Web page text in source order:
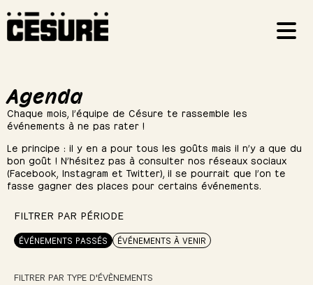
Agenda
Chaque mois, l’équipe de Césure te rassemble les
événements à ne pas rater !
Le principe : il y en a pour tous les goûts mais il n’y a que du
bon goût ! N’hésitez pas à consulter nos réseaux sociaux
(Facebook, Instagram et Twitter), il se pourrait que l’on te
fasse gagner des places pour certains événements.
FILTRER PAR PÉRIODE
ÉVÉNEMENTS PASSÉS ÉVÉNEMENTS À VENIR
FILTRER PAR TYPE D'ÉVÈNEMENTS